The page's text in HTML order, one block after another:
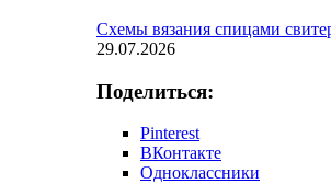
Схемы вязания спицами
29.07.2026
Поделиться:
Pinterest
ВКонтакте
Одноклассники